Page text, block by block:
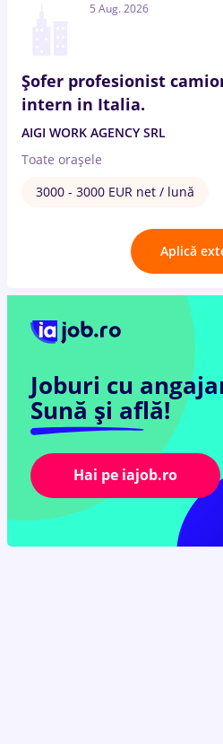
5 Aug. 2026
Șofer profesionist
intern in Italia.
AIGI WORK AGENCY SRL
Toate oraşele
3000 - 3000 EUR net / lună
Aplică
Joburi cu
Sună și află!
Hai pe iajob.ro